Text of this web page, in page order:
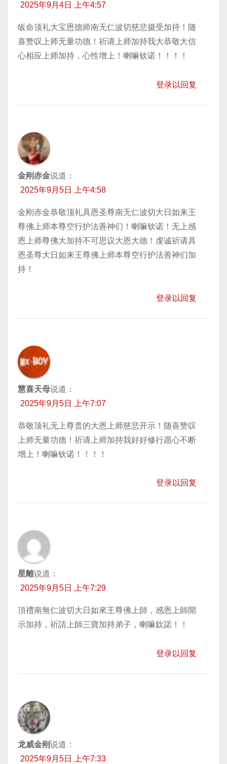
2025年9月4日 上午4:57
皈命顶礼大宝恩德师南无仁波切慈悲摄受加持！随
喜赞叹上师无量功德！祈请上师加持我大恭敬大信
心相应上师加持，心性增上！喇嘛钦诺！！！！
登录以回复
金刚赤金说道：
2025年9月5日 上午4:58
金刚赤金恭敬顶礼具恩圣尊南无仁波切大日如来王
尊佛上师本尊空行护法善神们！喇嘛钦诺！无上感
恩上师尊佛大加持不可思议大恩大德！虔诚祈请具
恩圣尊大日如来王尊佛上师本尊空行护法善神们加
持！
登录以回复
慧喜天母说道：
2025年9月5日 上午7:07
恭敬顶礼无上尊贵的大恩上师慈悲开示！随喜赞叹
上师无量功德！祈请上师加持我好好修行愿心不断
增上！喇嘛钦诺！！！！
登录以回复
星離说道：
2025年9月5日 上午7:29
頂禮南無仁波切大日如來王尊佛上師，感恩上師開
示加持，祈請上師三寶加持弟子，喇嘛欽諾！！
登录以回复
龙威金刚说道：
2025年9月5日 上午7:33